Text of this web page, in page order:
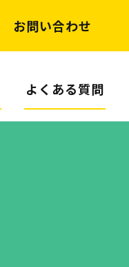
お問い合わせ
よくある質問